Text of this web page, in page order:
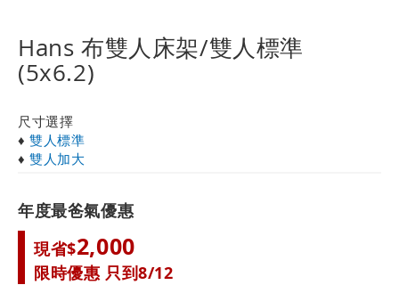
Hans 布雙人床架/雙人標準
(5x6.2)
尺寸選擇
♦雙人標準
♦雙人加大
年度最爸氣優惠
現省$2,000
限時優惠 只到8/12